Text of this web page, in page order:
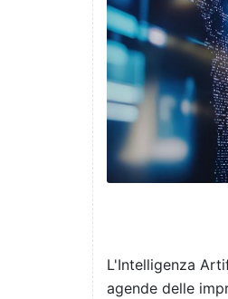
L'Intelligenza
agende delle